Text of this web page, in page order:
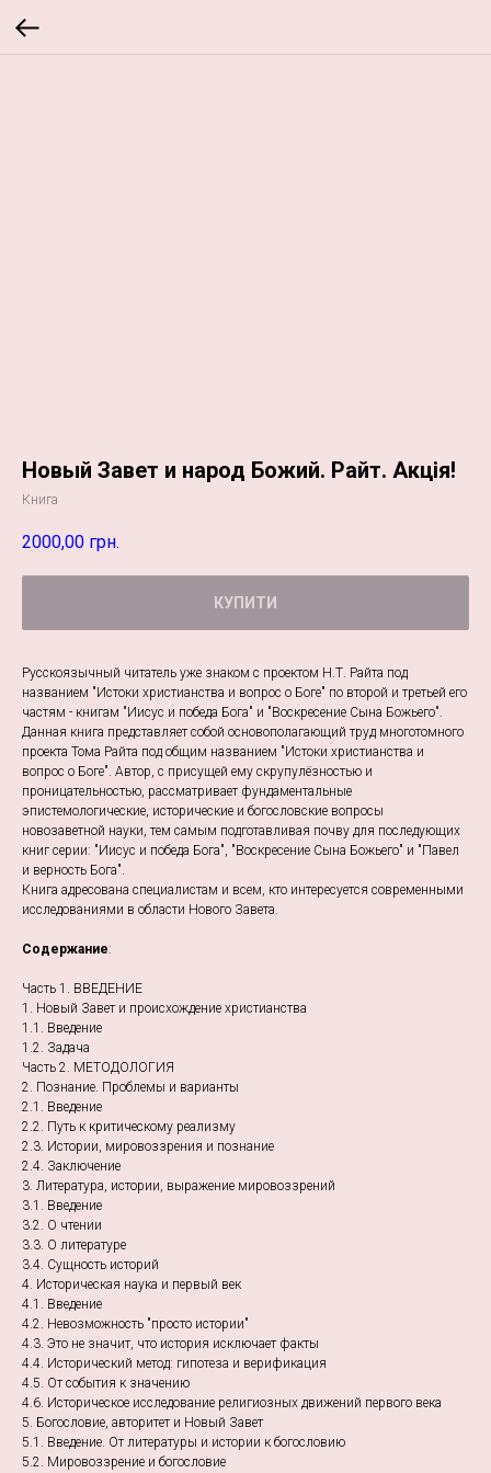
Новый Завет и народ Божий. Райт. Акція!
Книга
2000,00 грн.
КУПИТИ
Русскоязычный читатель уже знаком с проектом Н.Т. Райта под
названием "Истоки христианства и вопрос о Боге" по второй и третьей его
частям - книгам "Иисус и победа Бога" и "Воскресение Сына Божьего".
Данная книга представляет собой основополагающий труд многотомного
проекта Тома Райта под общим названием "Истоки христианства и
вопрос о Боге". Автор, с присущей ему скрупулёзностью и
проницательностью, рассматривает фундаментальные
эпистемологические, исторические и богословские вопросы
новозаветной науки, тем самым подготавливая почву для последующих
книг серии: "Иисус и победа Бога", "Воскресение Сына Божьего" и "Павел
и верность Бога".
Книга адресована специалистам и всем, кто интересуется современными
исследованиями в области Нового Завета.
Содержание:
Часть 1. ВВЕДЕНИЕ
1. Новый Завет и происхождение христианства
1.1. Введение
1.2. Задача
Часть 2. МЕТОДОЛОГИЯ
2. Познание. Проблемы и варианты
2.1. Введение
2.2. Путь к критическому реализму
2.3. Истории, мировоззрения и познание
2.4. Заключение
3. Литература, истории, выражение мировоззрений
3.1. Введение
3.2. О чтении
3.3. О литературе
3.4. Сущность историй
4. Историческая наука и первый век
4.1. Введение
4.2. Невозможность "просто истории"
4.3. Это не значит, что история исключает факты
4.4. Исторический метод: гипотеза и верификация
4.5. От события к значению
4.6. Историческое исследование религиозных движений первого века
5. Богословие, авторитет и Новый Завет
5.1. Введение. От литературы и истории к богословию
5.2. Мировоззрение и богословие